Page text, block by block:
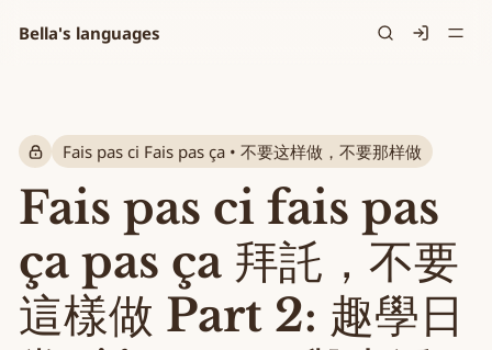
Bella's languages
Fais pas ci Fais pas ça • 不要这样做，不要那样做
Fais pas ci fais pas
ça pas ça 拜託，不要
這樣做 Part 2: 趣學日